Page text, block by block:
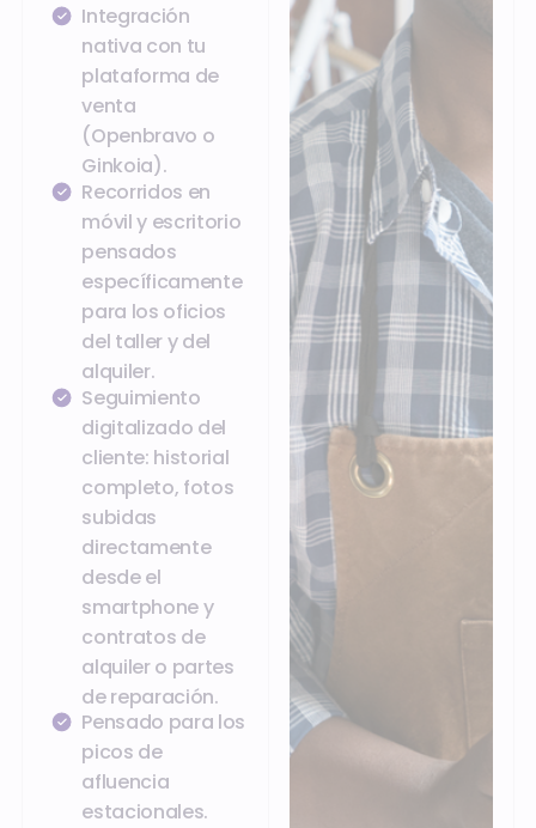
Integración
nativa con tu
plataforma de
venta
(Openbravo o
Ginkoia).
Recorridos en
móvil y escritorio
pensados
específicamente
para los oficios
del taller y del
alquiler.
Seguimiento
digitalizado del
cliente: historial
completo, fotos
subidas
directamente
desde el
smartphone y
contratos de
alquiler o partes
de reparación.
Pensado para los
picos de
afluencia
estacionales.